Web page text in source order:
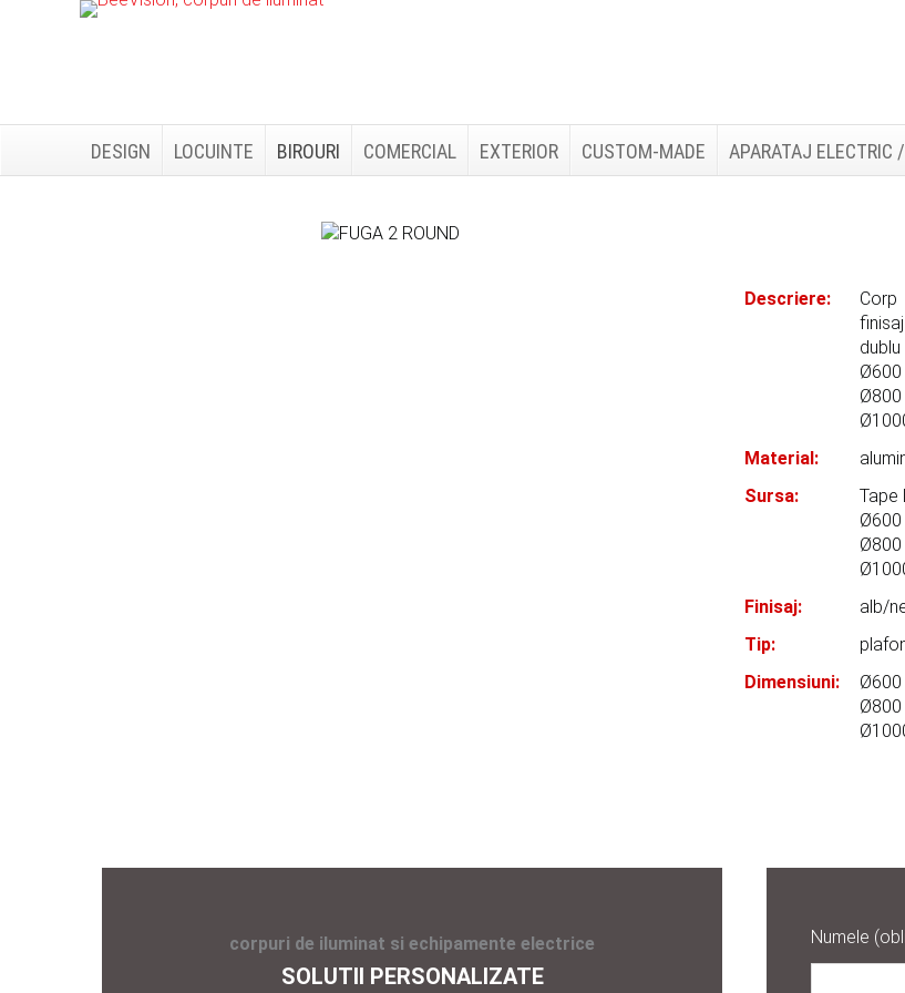
DESIGN LOCUINTE BIROURI COMERCIAL EXTERIOR CUSTOM-MADE APARATAJ ELECTRIC
Descriere:
Corp
Ø600
Ø800
Material:
Sursa:
Tape
Ø600
Ø800
Finisaj:
alb/
Tip:
Dimensiuni:
Ø600
Ø800
corpuri de iluminat si echipamente electrice
SOLUTII PERSONALIZATE
Numele